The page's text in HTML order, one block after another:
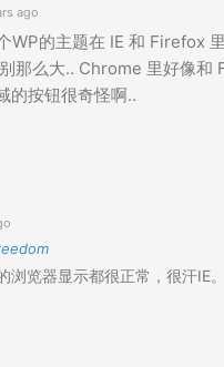
ago
WP的主题在 IE 和 Firefox
那么大.. Chrome 里好像和
的按钮很奇怪啊..
浏览器显示都很正常，很汗IE。